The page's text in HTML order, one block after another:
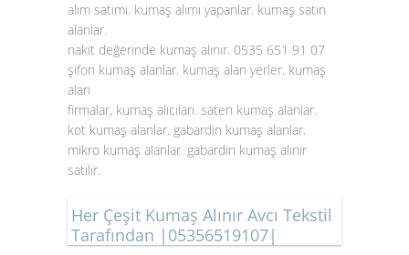
alım satımı. kumaş alımı yapanlar. kumaş satın
alanlar.
nakit değerinde kumaş alınır. 0535 651 91 07
şifon kumaş alanlar. kumaş alan yerler. kumaş
alan
firmalar, kumaş alıcıları. saten kumaş alanlar.
kot kumaş alanlar. gabardin kumaş alanlar.
mikro kumaş alanlar. gabardin kumaş alınır
satılır.
Her Çeşit Kumaş Alınır Avcı Tekstil
Tarafından |05356519107|